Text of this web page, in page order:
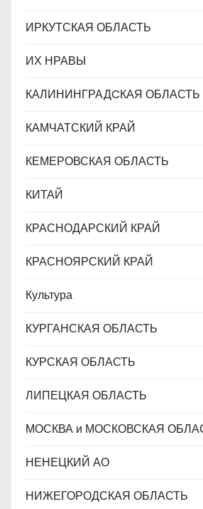
ИРКУТСКАЯ ОБЛАСТЬ
ИХ НРАВЫ
КАЛИНИНГРАДCКАЯ ОБЛАСТЬ
КАМЧАТСКИЙ КРАЙ
КЕМЕРОВСКАЯ ОБЛАСТЬ
КИТАЙ
КРАСНОДАРСКИЙ КРАЙ
КРАСНОЯРСКИЙ КРАЙ
Культура
КУРГАНСКАЯ ОБЛАСТЬ
КУРСКАЯ ОБЛАСТЬ
ЛИПЕЦКАЯ ОБЛАСТЬ
МОСКВА и МОСКОВСКАЯ
НЕНЕЦКИЙ АО
НИЖЕГОРОДСКАЯ ОБЛАСТЬ